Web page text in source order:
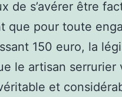
de s’avérer être
que pour toute
150 euro, la
le artisan serrurier
et